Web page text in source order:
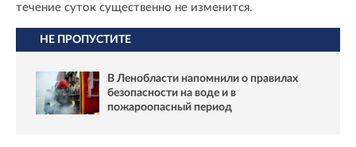
течение суток существенно не изменится.
НЕ ПРОПУСТИТЕ
В Ленобласти напомнили о правилах
безопасности на воде и в
пожароопасный период